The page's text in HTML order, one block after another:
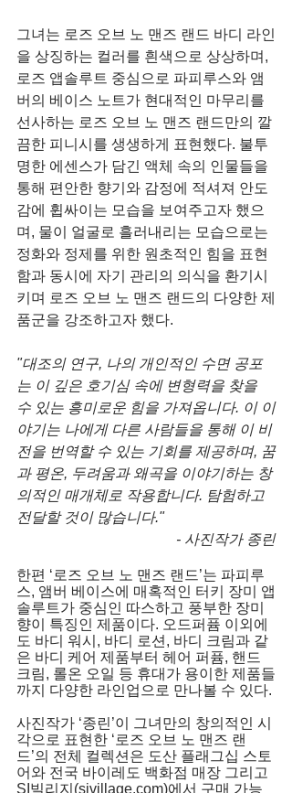
그녀는 로즈 오브 노 맨즈 랜드 바디 라인
을 상징하는 컬러를 흰색으로 상상하며,
로즈 앱솔루트 중심으로 파피루스와 앰
버의 베이스 노트가 현대적인 마무리를
선사하는 로즈 오브 노 맨즈 랜드만의 깔
끔한 피니시를 생생하게 표현했다. 불투
명한 에센스가 담긴 액체 속의 인물들을
통해 편안한 향기와 감정에 적셔져 안도
감에 휩싸이는 모습을 보여주고자 했으
며, 물이 얼굴로 흘러내리는 모습으로는
정화와 정제를 위한 원초적인 힘을 표현
함과 동시에 자기 관리의 의식을 환기시
키며 로즈 오브 노 맨즈 랜드의 다양한 제
품군을 강조하고자 했다.
"대조의 연구, 나의 개인적인 수면 공포
는 이 깊은 호기심 속에 변형력을 찾을
수 있는 흥미로운 힘을 가져옵니다. 이 이
야기는 나에게 다른 사람들을 통해 이 비
전을 번역할 수 있는 기회를 제공하며, 꿈
과 평온, 두려움과 왜곡을 이야기하는 창
의적인 매개체로 작용합니다. 탐험하고
전달할 것이 많습니다."
- 사진작가 종린
한편 ‘로즈 오브 노 맨즈 랜드’는 파피루
스, 앰버 베이스에 매혹적인 터키 장미 앱
솔루트가 중심인 따스하고 풍부한 장미
향이 특징인 제품이다. 오드퍼퓸 이외에
도 바디 워시, 바디 로션, 바디 크림과 같
은 바디 케어 제품부터 헤어 퍼퓸, 핸드
크림, 롤온 오일 등 휴대가 용이한 제품들
까지 다양한 라인업으로 만나볼 수 있다.
사진작가 ‘종린’이 그녀만의 창의적인 시
각으로 표현한 ‘로즈 오브 노 맨즈 랜
드’의 전체 컬렉션은 도산 플래그십 스토
어와 전국 바이레도 백화점 매장 그리고
SI빌리지(sivillage.com)에서 구매 가능